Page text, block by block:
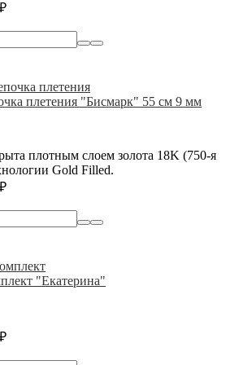
₽
плетения "Бисмарк" 55 см 9 мм
плотным слоем золота 18K (750-я
Gold Filled.
₽
"Екатерина"
₽